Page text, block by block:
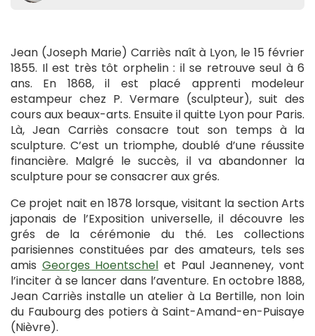
Jean (Joseph Marie) Carriès naît à Lyon, le 15 février
1855. Il est très tôt orphelin : il se retrouve seul à 6
ans. En 1868, il est placé apprenti modeleur
estampeur chez P. Vermare (sculpteur), suit des
cours aux beaux-arts. Ensuite il quitte Lyon pour Paris.
Là, Jean Carriès consacre tout son temps à la
sculpture. C’est un triomphe, doublé d’une réussite
financière. Malgré le succès, il va abandonner la
sculpture pour se consacrer aux grés.
Ce projet nait en 1878 lorsque, visitant la section Arts
japonais de l’Exposition universelle, il découvre les
grés de la cérémonie du thé. Les collections
parisiennes constituées par des amateurs, tels ses
amis Georges Hoentschel et Paul Jeanneney, vont
l’inciter à se lancer dans l’aventure. En octobre 1888,
Jean Carriès installe un atelier à La Bertille, non loin
du Faubourg des potiers à Saint-Amand-en-Puisaye
(Nièvre).